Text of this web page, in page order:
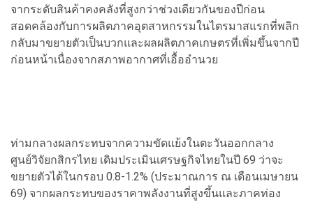
จากระดับสินค้าคงคลังที่สูงกว่าช่วงเดียวกันของปีก่อน
สอดคล้องกับการผลิตภาคอุตสาหกรรมในไตรมาสแรกที่พลิก
กลับมาขยายตัวเป็นบวกและผลผลิตภาคเกษตรที่เพิ่มขึ้นจากปี
ก่อนหน้าเนื่องจากสภาพอากาศที่เอื้ออำนวย
ท่ามกลางผลกระทบจากความขัดแย้งในตะวันออกกลาง
ศูนย์วิจัยกสิกรไทย เดิมประเมินเศรษฐกิจไทยในปี 69 ว่าจะ
ขยายตัวได้ในกรอบ 0.8-1.2% (ประมาณการ ณ เดือนเมษายน
69) จากผลกระทบของราคาพลังงานที่สูงขึ้นและภาคท่อง